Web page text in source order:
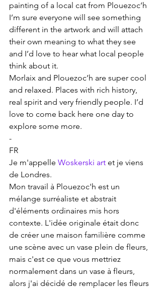
painting of a local cat from Plouezoc’h
I’m sure everyone will see something
different in the artwork and will attach
their own meaning to what they see
and I’d love to hear what local people
think about it.
Morlaix and Plouezoc’h are super cool
and relaxed. Places with rich history,
real spirit and very friendly people. I’d
love to come back here one day to
explore some more.
-
FR
Je m'appelle Woskerski art et je viens
de Londres.
Mon travail à Plouezoc'h est un
mélange surréaliste et abstrait
d'éléments ordinaires mis hors
contexte. L'idée originale était donc
de créer une maison familière comme
une scène avec un vase plein de fleurs,
mais c'est ce que vous mettriez
normalement dans un vase à fleurs,
alors j'ai décidé de remplacer les fleurs